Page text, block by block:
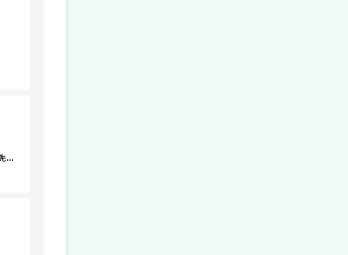
地域をデータを使って俯瞰する知識をつける授業。先生がパワポで永遠に説明するスタイル。たまに、学生が調べ物する時間が与えられる。